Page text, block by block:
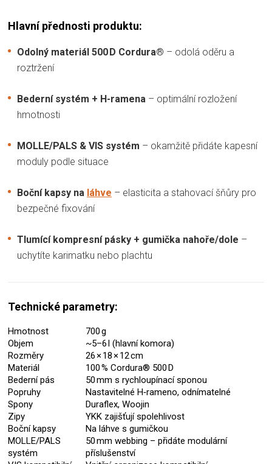
Hlavní přednosti produktu:
Odolný materiál 500 D Cordura® – odolá oděru a
roztržení
Bederní systém + H-ramena – optimální rozložení
hmotnosti
MOLLE/PALS & VIS systém – okamžitě přidáte kapesní
moduly podle situace
Boční kapsy na láhve – elasticita a stahovací šňůry pro
bezpečné fixování
Tlumící kompresní pásky + gumička nahoře/dole –
uchytíte karimatku nebo plachtu
Technické parametry:
Hmotnost
700 g
Objem
~5–6 l (hlavní komora)
Rozměry
26 × 18 × 12 cm
Materiál
100 % Cordura® 500 D
Bederní pás
50 mm s rychloupínací sponou
Popruhy
Nastavitelné H‑rameno, odnímatelné
Spony
Duraflex, Woojin
Zipy
YKK zajišťují spolehlivost
Boční kapsy
Na láhve s gumičkou
MOLLE/PALS
systém
50 mm webbing – přidáte modulární
příslušenství